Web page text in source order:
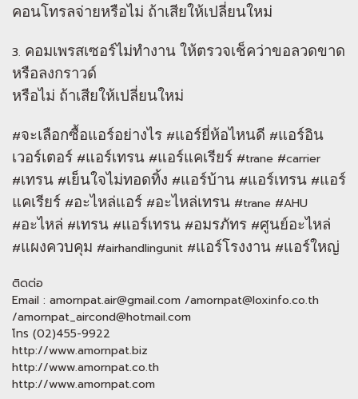
คอนโทรลจ่ายหรือไม่ ถ้าเสียให้เปลี่ยนใหม่
3. คอมเพรสเซอร์ไม่ทำงาน ให้ตรวจเช็คว่าขอลวดขาด
หรือลงกราวด์
หรือไม่ ถ้าเสียให้เปลี่ยนใหม่
#จะเลือกซื้อแอร์อย่างไร #แอร์ยี่ห้อไหนดี #แอร์อิน
เวอร์เตอร์ #แอร์เทรน #แอร์แคเรียร์ #trane #carrier
#เทรน #เย็นใจไม่ทอดทิ้ง #แอร์บ้าน #แอร์เทรน #แอร์
แคเรียร์ #อะไหล่แอร์ #อะไหล่เทรน #trane #AHU
#อะไหล่ #เทรน #แอร์เทรน #อมรภัทร #ศูนย์อะไหล่
#แผงควบคุม #airhandlingunit #แอร์โรงงาน #แอร์ใหญ่
ติดต่อ
Email : amornpat.air@gmail.com /amornpat@loxinfo.co.th
/amornpat_aircond@hotmail.com
โทร (02)455-9922
http://www.amornpat.biz
http://www.amornpat.co.th
http://www.amornpat.com